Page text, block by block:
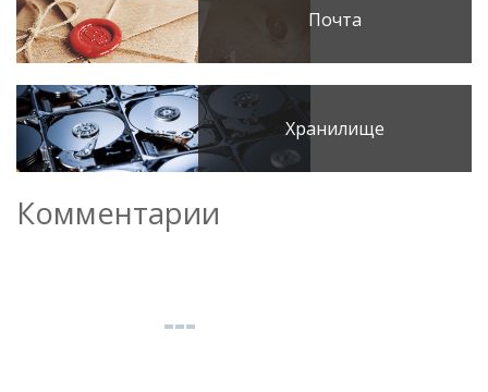
Почта
Хранилище
Комментарии